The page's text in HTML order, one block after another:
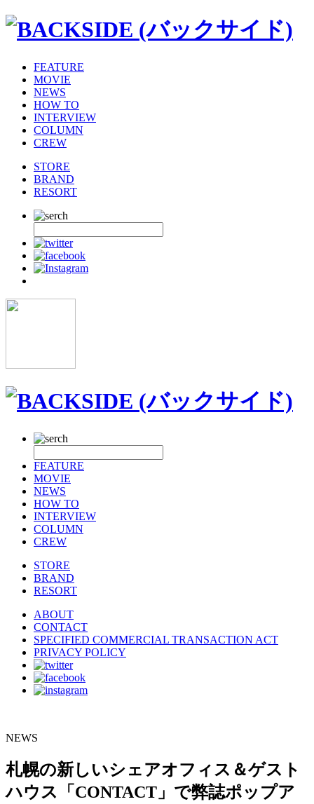
FEATURE
MOVIE
NEWS
HOW TO
INTERVIEW
COLUMN
CREW
STORE
BRAND
RESORT
FEATURE
MOVIE
NEWS
HOW TO
INTERVIEW
COLUMN
CREW
STORE
BRAND
RESORT
ABOUT
CONTACT
SPECIFIED COMMERCIAL TRANSACTION ACT
PRIVACY POLICY
NEWS
札幌の新しいシェアオフィス＆ゲスト
ハウス「CONTACT」で弊誌ポップア